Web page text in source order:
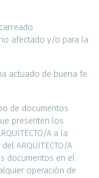
afectado y/o para la
actuado de buena fe
de documentos
presenten los
A a la
ARQUITECTO/A
documentos en el
operación de